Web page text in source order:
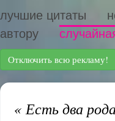
лучшие цитаты
автору
Отключить всю рекламу!
«Есть два